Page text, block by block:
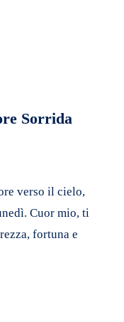
Sorrida
verso il cielo,
Cuor mio, ti
fortuna e